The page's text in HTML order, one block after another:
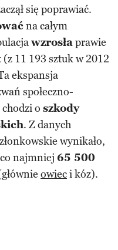
się poprawiać.
na całym
wzrosłaprawie
(z 11 193 sztuk w 2012
ekspansja
społeczno-
chodzi o szkody
. Z danych
wynikało,
najmniej 65 500
owieci kóz).